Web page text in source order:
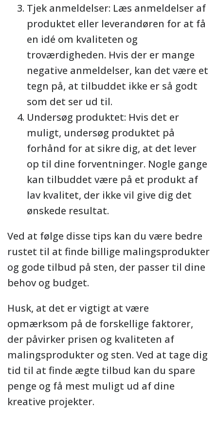
Tjek anmeldelser: Læs anmeldelser af
produktet eller leverandøren for at få
en idé om kvaliteten og
troværdigheden. Hvis der er mange
negative anmeldelser, kan det være et
tegn på, at tilbuddet ikke er så godt
som det ser ud til.
Undersøg produktet: Hvis det er
muligt, undersøg produktet på
forhånd for at sikre dig, at det lever
op til dine forventninger. Nogle gange
kan tilbuddet være på et produkt af
lav kvalitet, der ikke vil give dig det
ønskede resultat.
Ved at følge disse tips kan du være bedre
rustet til at finde billige malingsprodukter
og gode tilbud på sten, der passer til dine
behov og budget.
Husk, at det er vigtigt at være
opmærksom på de forskellige faktorer,
der påvirker prisen og kvaliteten af
malingsprodukter og sten. Ved at tage dig
tid til at finde ægte tilbud kan du spare
penge og få mest muligt ud af dine
kreative projekter.